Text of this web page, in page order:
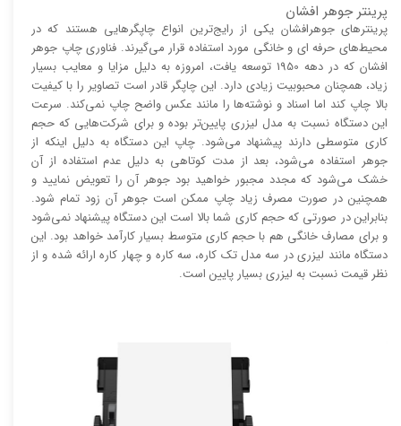
پرینتر جوهر افشان
پرینتر‌های جوهرافشان یکی از رایج‌ترین انواع چاپگر‌هایی هستند که در
محیط‌های حرفه ای و خانگی مورد استفاده قرار می‌گیرند. فناوری چاپ جوهر
افشان که در دهه 1950 توسعه یافت، امروزه به دلیل مزایا و معایب بسیار
زیاد، همچنان محبوبیت زیادی دارد. این چاپگر قادر است تصاویر را با کیفیت
بالا چاپ کند اما اسناد و نوشته‌ها را مانند عکس واضح چاپ نمی‌کند. سرعت
این دستگاه نسبت به مدل لیزری پایین‌تر بوده و برای شرکت‌هایی که حجم
کاری متوسطی دارند پیشنهاد می‌شود. چاپ این دستگاه به دلیل اینکه از
جوهر استفاده می‌شود، بعد از مدت کوتاهی به دلیل عدم استفاده از آن
خشک می‌شود که مجدد مجبور خواهید بود جوهر آن را تعویض نمایید و
همچنین در صورت مصرف زیاد چاپ ممکن است جوهر آن زود تمام شود.
بنابراین در صورتی که حجم کاری شما بالا است این دستگاه پیشنهاد نمی‌شود
و برای مصارف خانگی هم با حجم کاری متوسط بسیار کارآمد خواهد بود. این
دستگاه مانند لیزری در سه مدل تک کاره، سه کاره و چهار کاره ارائه شده و از
نظر قیمت نسبت به لیزری بسیار پایین است.